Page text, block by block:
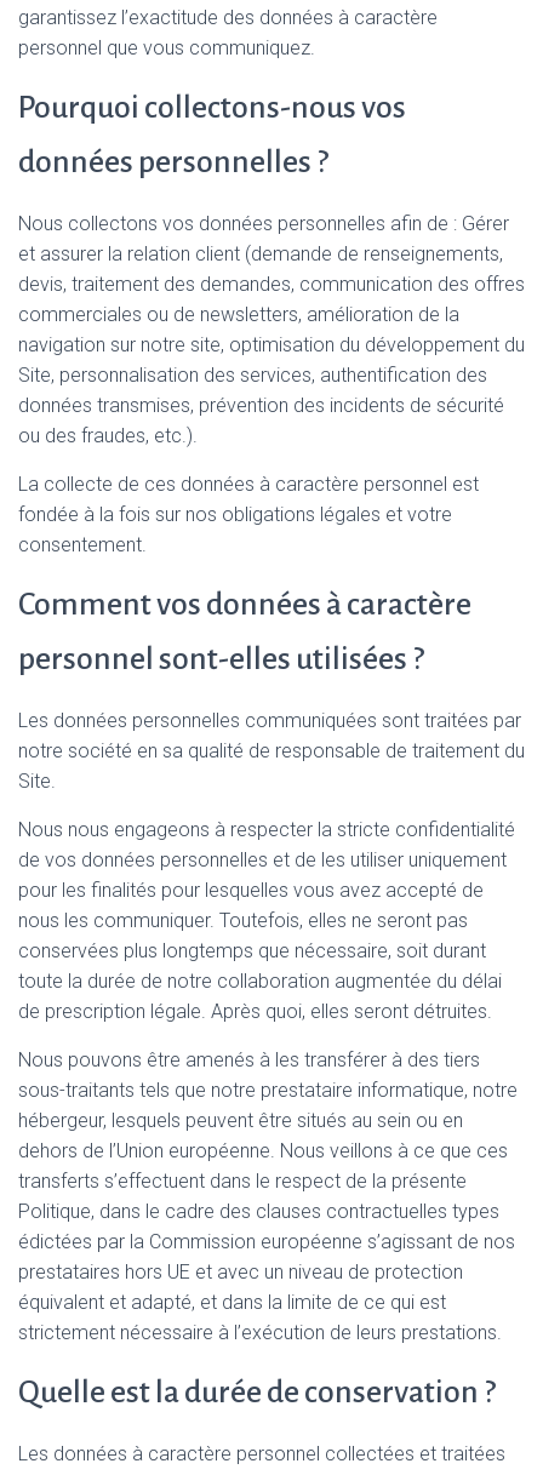
garantissez l’exactitude des données à caractère
personnel que vous communiquez.
Pourquoi collectons-nous vos
données personnelles ?
Nous collectons vos données personnelles afin de : Gérer
et assurer la relation client (demande de renseignements,
devis, traitement des demandes, communication des offres
commerciales ou de newsletters, amélioration de la
navigation sur notre site, optimisation du développement du
Site, personnalisation des services, authentification des
données transmises, prévention des incidents de sécurité
ou des fraudes, etc.).
La collecte de ces données à caractère personnel est
fondée à la fois sur nos obligations légales et votre
consentement.
Comment vos données à caractère
personnel sont-elles utilisées ?
Les données personnelles communiquées sont traitées par
notre société en sa qualité de responsable de traitement du
Site.
Nous nous engageons à respecter la stricte confidentialité
de vos données personnelles et de les utiliser uniquement
pour les finalités pour lesquelles vous avez accepté de
nous les communiquer. Toutefois, elles ne seront pas
conservées plus longtemps que nécessaire, soit durant
toute la durée de notre collaboration augmentée du délai
de prescription légale. Après quoi, elles seront détruites.
Nous pouvons être amenés à les transférer à des tiers
sous-traitants tels que notre prestataire informatique, notre
hébergeur, lesquels peuvent être situés au sein ou en
dehors de l’Union européenne. Nous veillons à ce que ces
transferts s’effectuent dans le respect de la présente
Politique, dans le cadre des clauses contractuelles types
édictées par la Commission européenne s’agissant de nos
prestataires hors UE et avec un niveau de protection
équivalent et adapté, et dans la limite de ce qui est
strictement nécessaire à l’exécution de leurs prestations.
Quelle est la durée de conservation ?
Les données à caractère personnel collectées et traitées